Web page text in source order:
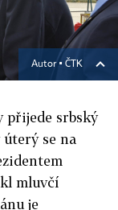
Autor ▪ ČTK
přijede srbský
se na
mluvčí
je